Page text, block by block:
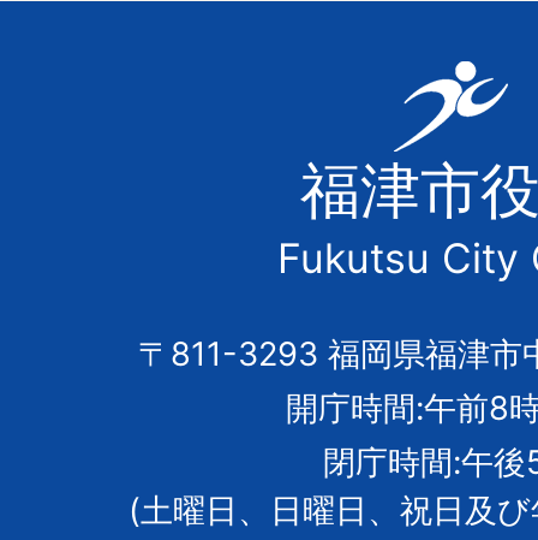
福
津
市
の
市
章
福津市
Fukutsu City
〒811-3293 福岡県福津市
開庁時間:午前8
閉庁時間:午後
(土曜日、日曜日、祝日及